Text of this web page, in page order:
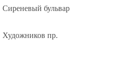
Сиреневый бульвар
Художников пр.